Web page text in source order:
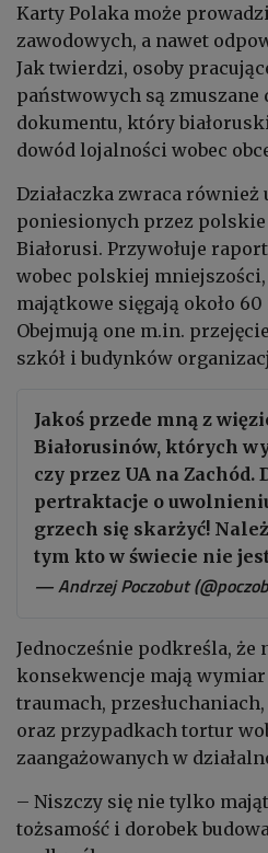
Karty Polaka może
zawodowych, a nawet
Jak twierdzi, osoby
państwowych są zmuszane
dokumentu, który
dowód lojalności wobec
Działaczka zwraca również
poniesionych przez polskie
Białorusi. Przywołuje
wobec polskiej
majątkowe sięgają około
Obejmują one m.in.
szkół i budynków
Jakoś przede mną z
Białorusinów, których
czy przez UA na Zachód.
pertraktacje o
grzech się skarżyć!
tym kto w świecie nie
— Andrzej Poczobut
Jednocześnie podkreśla, że
konsekwencje mają
traumach,
oraz przypadkach tortur
zaangażowanych w
– Niszczy się nie tylko
tożsamość i dorobek